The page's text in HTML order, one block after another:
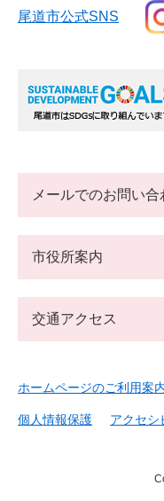
尾道市公式SNS
メールでのお問い合
市役所案内
交通アクセス
ホームページのご利用案
個人情報保護 アクセシ